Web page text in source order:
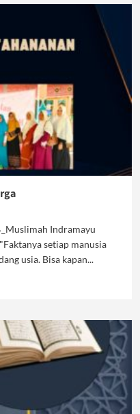
setiap manusia
usia. Bisa kapan...